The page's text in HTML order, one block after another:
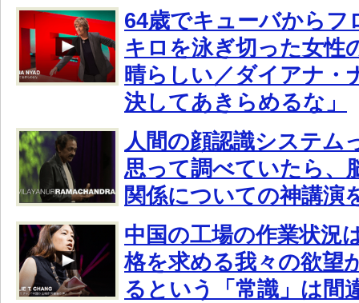
64歳でキューバからフ
キロを泳ぎ切った女性
晴らしい／ダイアナ・
決してあきらめるな」
人間の顔認識システム
思って調べていたら、
関係についての神講演
中国の工場の作業状況
格を求める我々の欲望
るという「常識」は間